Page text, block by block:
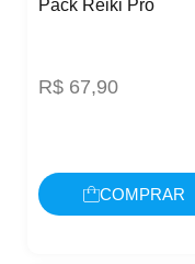
Pack Reiki Pro
R$ 67,90
COMPRAR